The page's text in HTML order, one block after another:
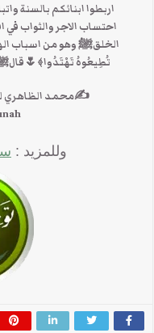
اربطوا ابنائكم بالسنة
احتساب الاجر والثواب في
الخلقﷺ وهو من اسباب
تُطِيعُوهُ
✍محمد الظاهري
وللمزيد :